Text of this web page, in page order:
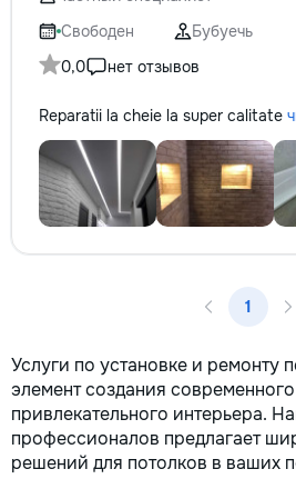
не включается? Не спешите
покупать новую! Спасем ваш
бюджет.
Свободен
Бубуечь
0,0
нет отзывов
Reparatii la cheie la super calitate
1
Услуги по установке и ремонту
элемент создания
привлекательного интерьера.
профессионалов предлагает
решений для потолков в ваших